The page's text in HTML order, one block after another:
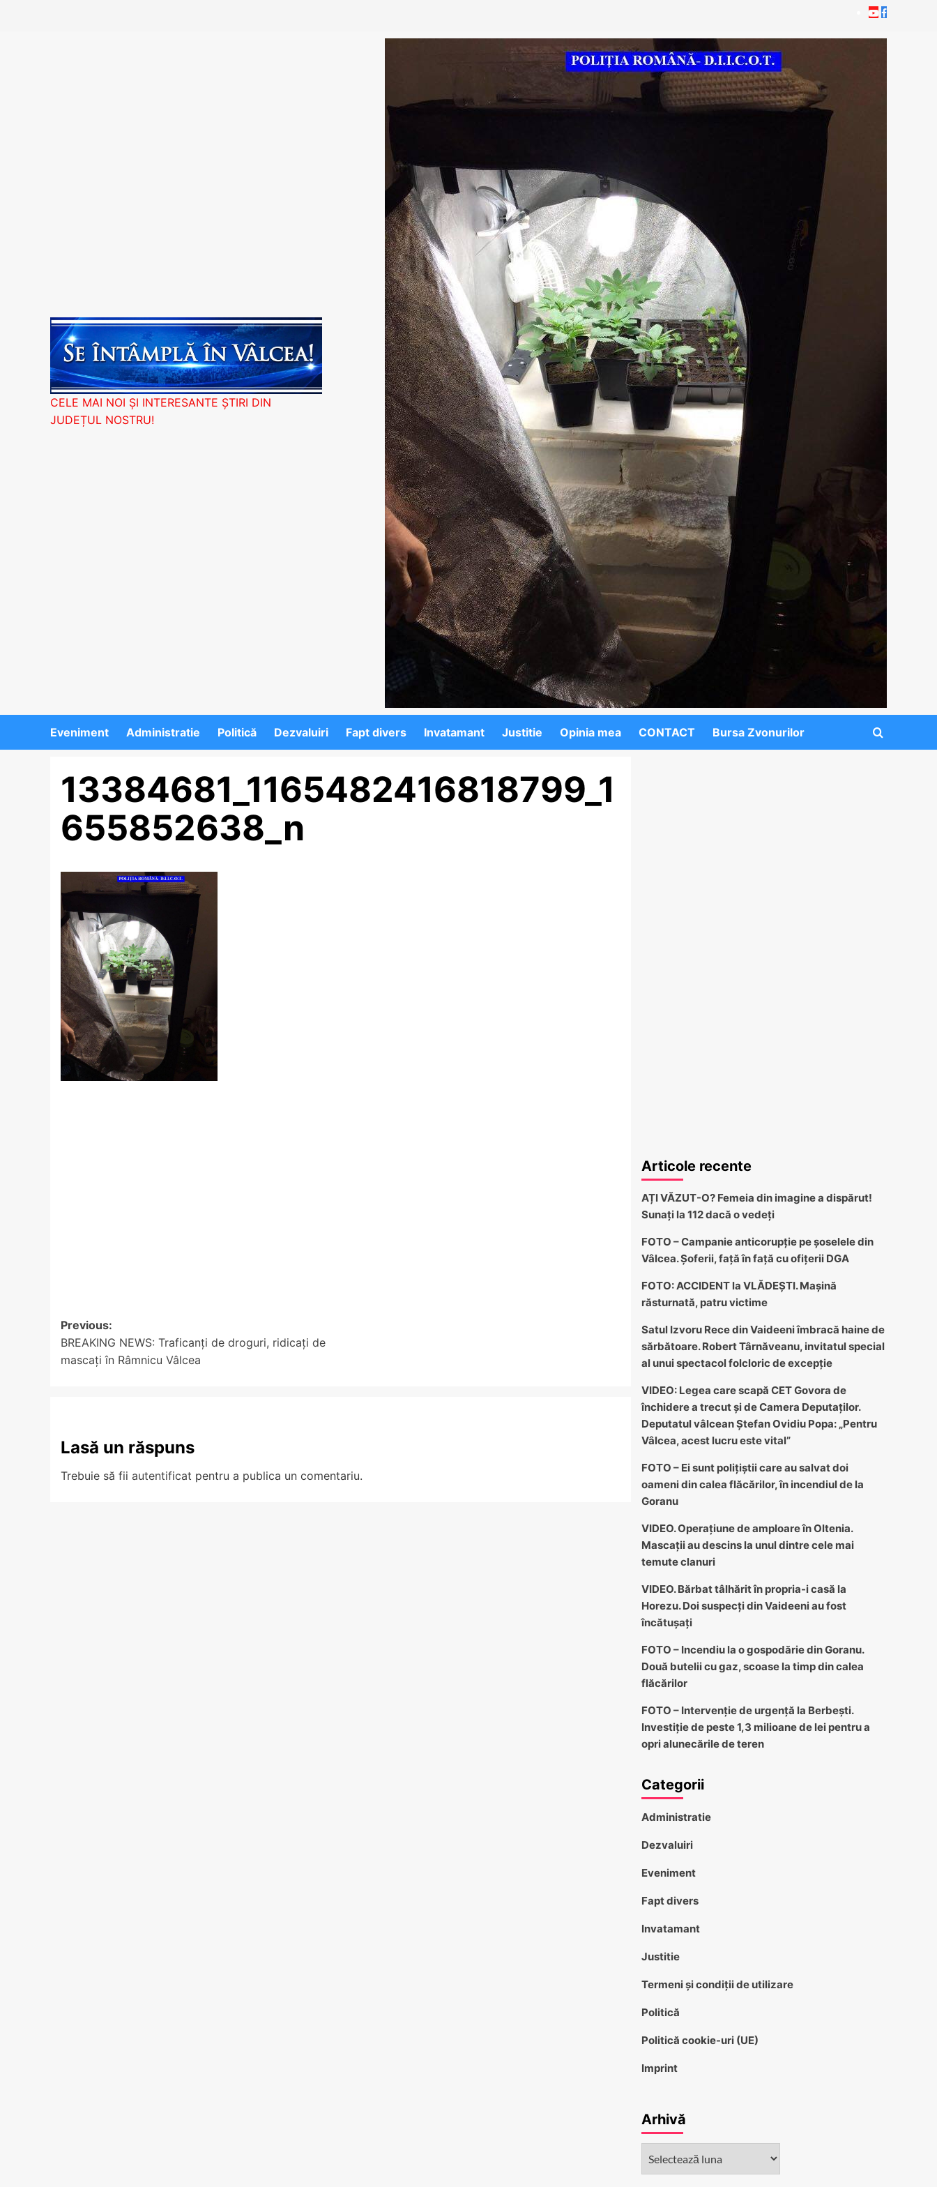
Youtube
Facebook
CELE MAI NOI ȘI INTERESANTE ȘTIRI DIN
JUDEȚUL NOSTRU!
Eveniment Administratie Politică Dezvaluiri Fapt divers Invatamant Justitie Opinia mea CONTACT Bursa Zvonurilor
13384681_1165482416818799_1
655852638_n
Post
navigation
Previous:
BREAKING NEWS: Traficanţi de droguri, ridicaţi de
mascaţi în Râmnicu Vâlcea
Lasă un răspuns
Trebuie să fii autentificat pentru a publica un comentariu.
Articole recente
AȚI VĂZUT-O? Femeia din imagine a dispărut!
Sunați la 112 dacă o vedeți
FOTO – Campanie anticorupție pe șoselele din
Vâlcea. Șoferii, față în față cu ofițerii DGA
FOTO: ACCIDENT la VLĂDEȘTI. Mașină
răsturnată, patru victime
Satul Izvoru Rece din Vaideeni îmbracă haine de
sărbătoare. Robert Târnăveanu, invitatul special
al unui spectacol folcloric de excepție
VIDEO: Legea care scapă CET Govora de
închidere a trecut și de Camera Deputaților.
Deputatul vâlcean Ștefan Ovidiu Popa: „Pentru
Vâlcea, acest lucru este vital”
FOTO – Ei sunt polițiștii care au salvat doi
oameni din calea flăcărilor, în incendiul de la
Goranu
VIDEO. Operațiune de amploare în Oltenia.
Mascații au descins la unul dintre cele mai
temute clanuri
VIDEO. Bărbat tâlhărit în propria-i casă la
Horezu. Doi suspecți din Vaideeni au fost
încătușați
FOTO – Incendiu la o gospodărie din Goranu.
Două butelii cu gaz, scoase la timp din calea
flăcărilor
FOTO – Intervenție de urgență la Berbești.
Investiție de peste 1,3 milioane de lei pentru a
opri alunecările de teren
Categorii
Administratie
Dezvaluiri
Eveniment
Fapt divers
Invatamant
Justitie
Termeni și condiții de utilizare
Politică
Politică cookie-uri (UE)
Imprint
Arhivă